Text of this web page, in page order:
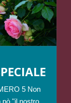
5 Non
"il nostro